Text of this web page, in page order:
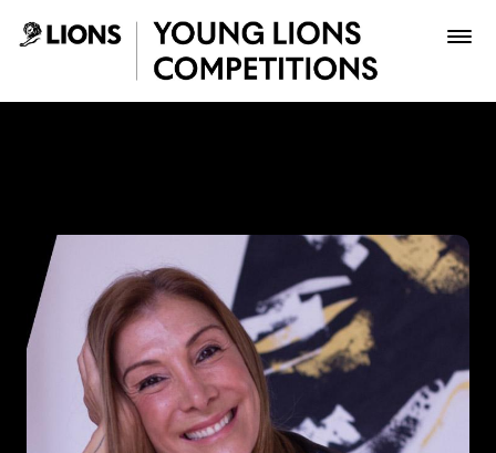
Saltar al contenido principal
Inscribir
Boletería